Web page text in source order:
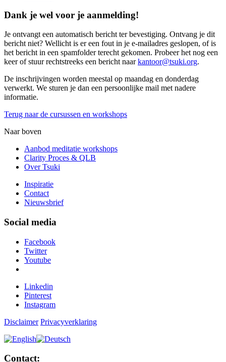
Dank je wel voor je aanmelding!
Je ontvangt een automatisch bericht ter bevestiging. Ontvang je dit
bericht niet? Wellicht is er een fout in je e-mailadres geslopen, of is
het bericht in een spamfolder terecht gekomen. Probeer het nog een
keer of stuur rechtstreeks een bericht naarkantoor@tsuki.org.
De inschrijvingen worden meestal op maandag en donderdag
verwerkt. We sturen je dan een persoonlijke mail met nadere
informatie.
Terug naar de cursussen en workshops
Naar boven
Aanbod meditatie workshops
Clarity Proces & QLB
Over Tsuki
Inspiratie
Contact
Nieuwsbrief
Social media
Facebook
Twitter
Youtube
Linkedin
Pinterest
Instagram
Disclaimer Privacyverklaring
Contact: